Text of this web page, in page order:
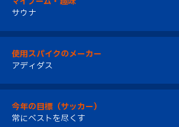
サウナ
使用スパイクのメーカー
アディダス
今年の目標（サッカー）
常にベストを尽くす